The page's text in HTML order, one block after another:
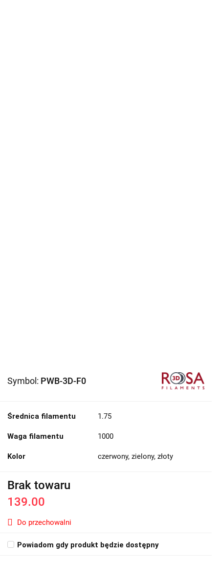
Symbol: PWB-3D-F0
Średnica filamentu 1.75
Waga filamentu 1000
Kolor czerwony, zielony, złoty
Brak towaru
139.00
Do przechowalni
Powiadom gdy produkt będzie dostępny